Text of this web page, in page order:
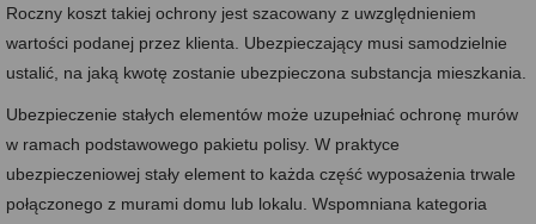
Roczny koszt takiej ochrony jest szacowany z uwzględnieniem
wartości podanej przez klienta. Ubezpieczający musi samodzielnie
ustalić, na jaką kwotę zostanie ubezpieczona substancja mieszkania.
Ubezpieczenie stałych elementów może uzupełniać ochronę murów
w ramach podstawowego pakietu polisy. W praktyce
ubezpieczeniowej stały element to każda część wyposażenia trwale
połączonego z murami domu lub lokalu. Wspomniana kategoria